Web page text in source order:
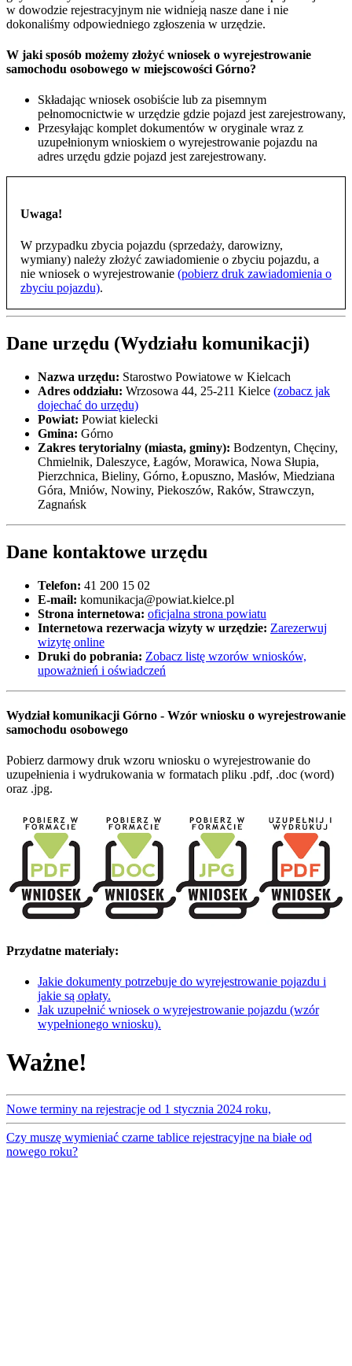
w dowodzie rejestracyjnym nie widnieją nasze dane i nie
dokonaliśmy odpowiedniego zgłoszenia w urzędzie.
W jaki sposób możemy złożyć wniosek o wyrejestrowanie
samochodu osobowego w miejscowości Górno?
Składając wniosek osobiście lub za pisemnym
pełnomocnictwie w urzędzie gdzie pojazd jest zarejestrowany,
Przesyłając komplet dokumentów w oryginale wraz z
uzupełnionym wnioskiem o wyrejestrowanie pojazdu na
adres urzędu gdzie pojazd jest zarejestrowany.
Uwaga!
W przypadku zbycia pojazdu (sprzedaży, darowizny,
wymiany) należy złożyć zawiadomienie o zbyciu pojazdu, a
nie wniosek o wyrejestrowanie (pobierz druk zawiadomienia o
zbyciu pojazdu).
Dane urzędu (Wydziału komunikacji)
Nazwa urzędu: Starostwo Powiatowe w Kielcach
Adres oddziału: Wrzosowa 44, 25-211 Kielce (zobacz jak
dojechać do urzędu)
Powiat: Powiat kielecki
Gmina: Górno
Zakres terytorialny (miasta, gminy): Bodzentyn, Chęciny,
Chmielnik, Daleszyce, Łagów, Morawica, Nowa Słupia,
Pierzchnica, Bieliny, Górno, Łopuszno, Masłów, Miedziana
Góra, Mniów, Nowiny, Piekoszów, Raków, Strawczyn,
Zagnańsk
Dane kontaktowe urzędu
Telefon: 41 200 15 02
E-mail: komunikacja@powiat.kielce.pl
Strona internetowa: oficjalna strona powiatu
Internetowa rezerwacja wizyty w urzędzie: Zarezerwuj
wizytę online
Druki do pobrania: Zobacz listę wzorów wniosków,
upoważnień i oświadczeń
Wydział komunikacji Górno - Wzór wniosku o wyrejestrowanie
samochodu osobowego
Pobierz darmowy druk wzoru wniosku o wyrejestrowanie do
uzupełnienia i wydrukowania w formatach pliku .pdf, .doc (word)
oraz .jpg.
Przydatne materiały:
Jakie dokumenty potrzebuje do wyrejestrowanie pojazdu i
jakie są opłaty.
Jak uzupełnić wniosek o wyrejestrowanie pojazdu (wzór
wypełnionego wniosku).
Ważne!
Nowe terminy na rejestracje od 1 stycznia 2024 roku,
Czy muszę wymieniać czarne tablice rejestracyjne na białe od
nowego roku?